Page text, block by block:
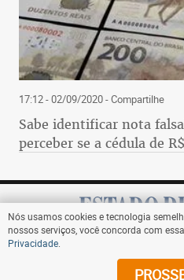
Nós usamos cookies e tecnologia
nossos serviços, você concorda com
Privacidade
17:12 - 02/09/2020- Compartilhe
Sabe identificar nota
perceber se a cédula de